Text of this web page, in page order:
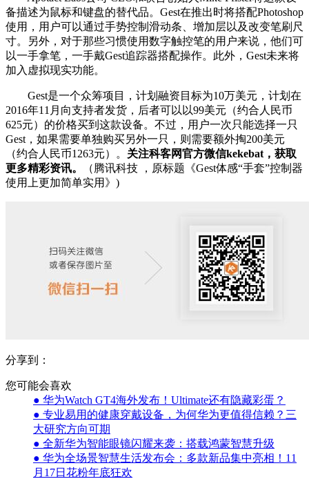
备描述为鼠标和键盘的替代品。Gest在推出时将搭配Photoshop
使用，用户可以通过手势控制滑动条、增加层以及改变笔刷尺
寸。另外，对于那些习惯使用数字触控笔的用户来说，他们可
以一手拿笔，一手戴Gest追踪器搭配操作。此外，Gest未来将
加入虚拟现实功能。
Gest是一个众筹项目，计划融资目标为10万美元，计划在
2016年11月向支持者发货，后者可以以99美元（约合人民币
625元）的价格买到这款设备。不过，用户一次只能选择一只
Gest，如果需要单独购买另外一只，则需要额外掏200美元
（约合人民币1263元）。 关注科客网官方微信kekebat，获取
更多精彩资讯。
（腾讯科技 ，原标题《Gest体感“手套”控制器
使用上更加简单实用》)
分享到：
您可能会喜欢
● 华为Watch GT4海外发布！Ultimate还有隐藏彩蛋？
● 专业易用的健康穿戴设备，为何华为更值得信赖？三
大研究方向可期
● 全新华为智能眼镜闪耀来袭：搭载鸿蒙智慧升级
● 华为全场景智慧生活发布会：多款新品集中亮相！11
月17日花粉年底狂欢